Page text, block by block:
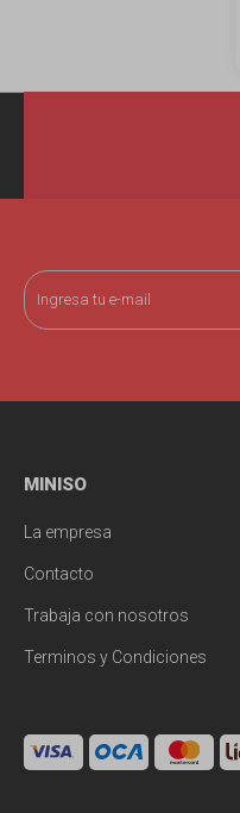
MINISO
La empresa
Contacto
Trabaja con nosotros
Terminos y Condiciones